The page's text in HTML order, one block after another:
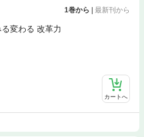
1巻から 最新刊から
変わる 改革力
カートへ